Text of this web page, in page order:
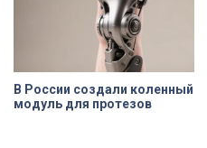
В России создали коленный
модуль для протезов